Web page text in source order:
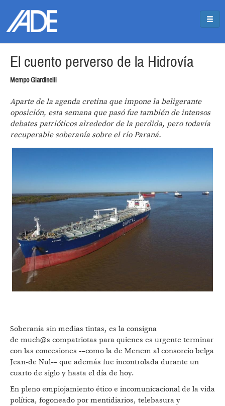
El cuento perverso de la Hidrovía
Mempo Giardinelli
Aparte de la agenda cretina que impone la beligerante
oposición, esta semana que pasó fue también de intensos
debates patrióticos alrededor de la perdida, pero todavía
recuperable soberanía sobre el río Paraná.
Soberanía sin medias tintas, es la consigna
de much@s compatriotas para quienes es urgente terminar
con las concesiones -–como la de Menem al consorcio belga
Jean-de Nul-– que además fue incontrolada durante un
cuarto de siglo y hasta el día de hoy.
En pleno empiojamiento ético e incomunicacional de la vida
política, fogoneado por mentidiarios, telebasura y